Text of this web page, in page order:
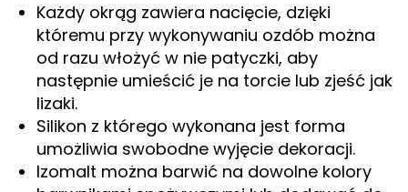
Każdy okrąg zawiera nacięcie, dzięki
któremu przy wykonywaniu ozdób można
od razu włożyć w nie patyczki, aby
następnie umieścić je na torcie lub zjeść jak
lizaki.
Silikon z którego wykonana jest forma
umożliwia swobodne wyjęcie dekoracji.
Izomalt można barwić na dowolne kolory